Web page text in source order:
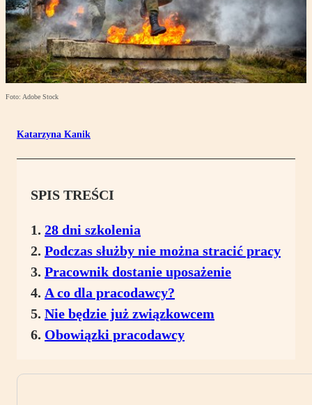
Foto: Adobe Stock
Katarzyna Kanik
SPIS TREŚCI
28 dni szkolenia
Podczas służby nie można stracić pracy
Pracownik dostanie uposażenie
A co dla pracodawcy?
Nie będzie już związkowcem
Obowiązki pracodawcy